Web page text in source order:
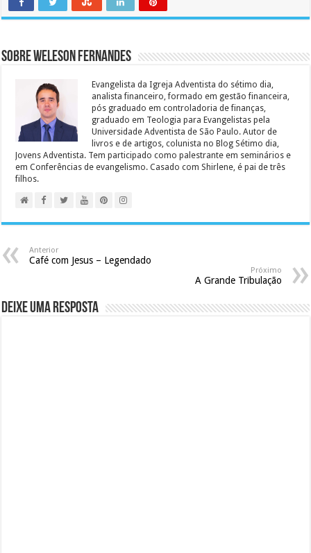
Sobre Weleson Fernandes
Evangelista da Igreja Adventista do sétimo dia,
analista financeiro, formado em gestão financeira,
pós graduado em controladoria de finanças,
graduado em Teologia para Evangelistas pela
Universidade Adventista de São Paulo. Autor de
livros e de artigos, colunista no Blog Sétimo dia,
Jovens Adventista. Tem participado como palestrante em seminários e
em Conferências de evangelismo. Casado com Shirlene, é pai de três
filhos.
Anterior
Café com Jesus – Legendado
Próximo
A Grande Tribulação
Deixe uma resposta